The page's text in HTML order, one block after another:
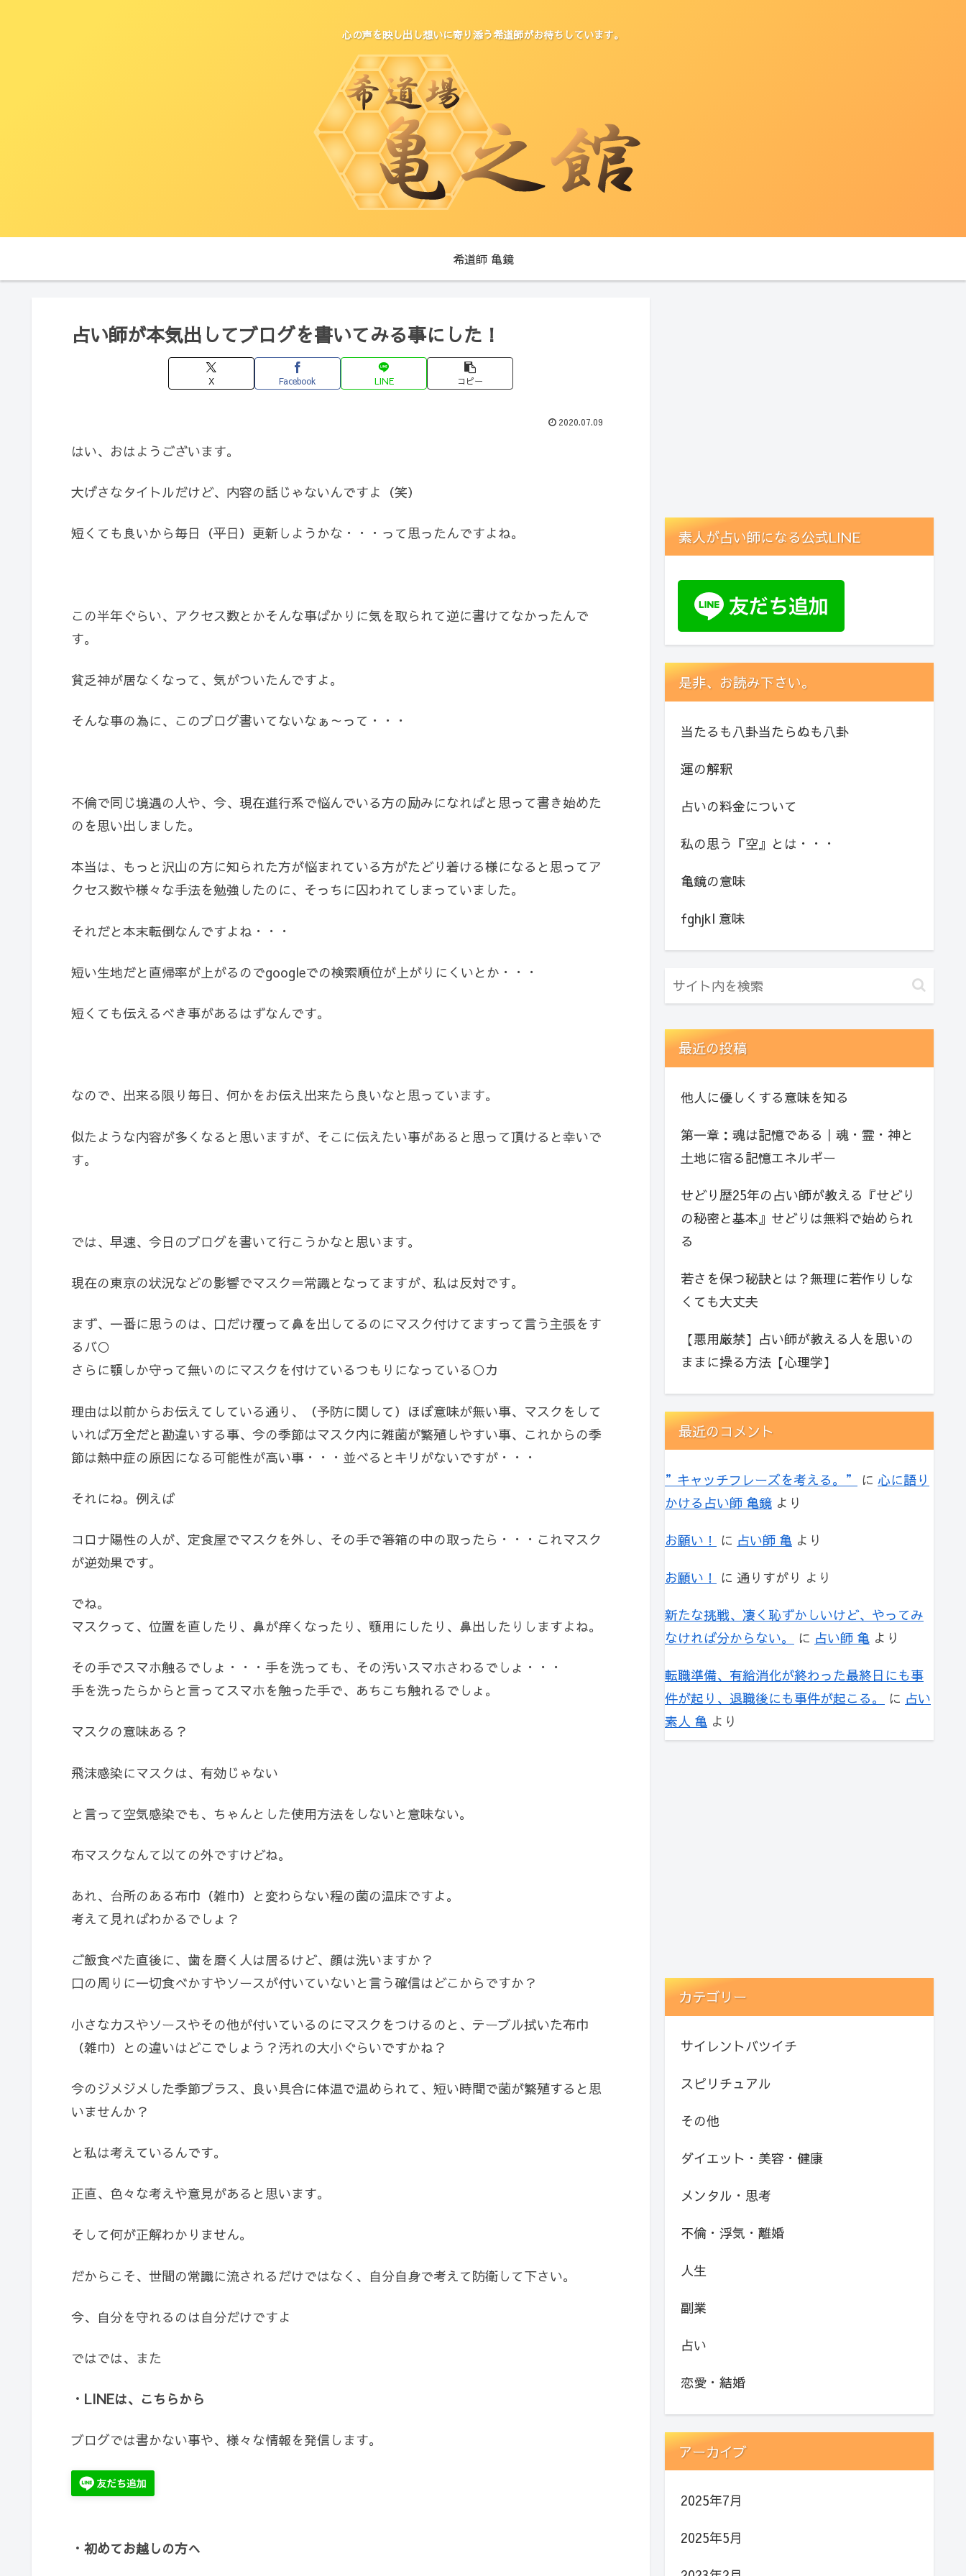
心の声を映し出し想いに寄り添う希道師がお待ちしています。
希道師 亀鏡
占い師が本気出してブログを書いてみる事にした！
X Facebook LINE コピー
2020.07.09
はい、おはようございます。
大げさなタイトルだけど、内容の話じゃないんですよ（笑）
短くても良いから毎日（平日）更新しようかな・・・って思ったんですよね。
この半年ぐらい、アクセス数とかそんな事ばかりに気を取られて逆に書けてなかったんで
す。
貧乏神が居なくなって、気がついたんですよ。
そんな事の為に、このブログ書いてないなぁ～って・・・
不倫で同じ境遇の人や、今、現在進行系で悩んでいる方の励みになればと思って書き始めた
のを思い出しました。
本当は、もっと沢山の方に知られた方が悩まれている方がたどり着ける様になると思ってア
クセス数や様々な手法を勉強したのに、そっちに囚われてしまっていました。
それだと本末転倒なんですよね・・・
短い生地だと直帰率が上がるのでgoogleでの検索順位が上がりにくいとか・・・
短くても伝えるべき事があるはずなんです。
なので、出来る限り毎日、何かをお伝え出来たら良いなと思っています。
似たような内容が多くなると思いますが、そこに伝えたい事があると思って頂けると幸いで
す。
では、早速、今日のブログを書いて行こうかなと思います。
現在の東京の状況などの影響でマスク＝常識となってますが、私は反対です。
まず、一番に思うのは、口だけ覆って鼻を出してるのにマスク付けてますって言う主張をす
るバ○
さらに顎しか守って無いのにマスクを付けているつもりになっている○カ
理由は以前からお伝えてしている通り、（予防に関して）ほぼ意味が無い事、マスクをして
いれば万全だと勘違いする事、今の季節はマスク内に雑菌が繁殖しやすい事、これからの季
節は熱中症の原因になる可能性が高い事・・・並べるとキリがないですが・・・
それにね。例えば
コロナ陽性の人が、定食屋でマスクを外し、その手で箸箱の中の取ったら・・・これマスク
が逆効果です。
でね。
マスクって、位置を直したり、鼻が痒くなったり、顎用にしたり、鼻出したりしますよね。
その手でスマホ触るでしょ・・・手を洗っても、その汚いスマホさわるでしょ・・・
手を洗ったらからと言ってスマホを触った手で、あちこち触れるでしょ。
マスクの意味ある？
飛沫感染にマスクは、有効じゃない
と言って空気感染でも、ちゃんとした使用方法をしないと意味ない。
布マスクなんて以ての外ですけどね。
あれ、台所のある布巾（雑巾）と変わらない程の菌の温床ですよ。
考えて見ればわかるでしょ？
ご飯食べた直後に、歯を磨く人は居るけど、顔は洗いますか？
口の周りに一切食べかすやソースが付いていないと言う確信はどこからですか？
小さなカスやソースやその他が付いているのにマスクをつけるのと、テーブル拭いた布巾
（雑巾）との違いはどこでしょう？汚れの大小ぐらいですかね？
今のジメジメした季節プラス、良い具合に体温で温められて、短い時間で菌が繁殖すると思
いませんか？
と私は考えているんです。
正直、色々な考えや意見があると思います。
そして何が正解わかりません。
だからこそ、世間の常識に流されるだけではなく、自分自身で考えて防衛して下さい。
今、自分を守れるのは自分だけですよ
ではでは、また
・LINEは、こちらから
ブログでは書かない事や、様々な情報を発信します。
・初めてお越しの方へ
素人が占い師になる公式LINE
是非、お読み下さい。
当たるも八卦当たらぬも八卦
運の解釈
占いの料金について
私の思う『空』とは・・・
亀鏡の意味
fghjkl 意味
最近の投稿
他人に優しくする意味を知る
第一章：魂は記憶である｜魂・霊・神と
土地に宿る記憶エネルギー
せどり歴25年の占い師が教える『せどり
の秘密と基本』せどりは無料で始められ
る
若さを保つ秘訣とは？無理に若作りしな
くても大丈夫
【悪用厳禁】占い師が教える人を思いの
ままに操る方法【心理学】
最近のコメント
”キャッチフレーズを考える。” に 心に語り
かける占い師 亀鏡 より
お願い！ に 占い師 亀 より
お願い！ に 通りすがり より
新たな挑戦、凄く恥ずかしいけど、やってみ
なければ分からない。
に 占い師 亀 より
転職準備、有給消化が終わった最終日にも事
件が起り、退職後にも事件が起こる。
に 占い
素人 亀 より
カテゴリー
サイレントバツイチ
スピリチュアル
その他
ダイエット・美容・健康
メンタル・思考
不倫・浮気・離婚
人生
副業
占い
恋愛・結婚
アーカイブ
2025年7月
2025年5月